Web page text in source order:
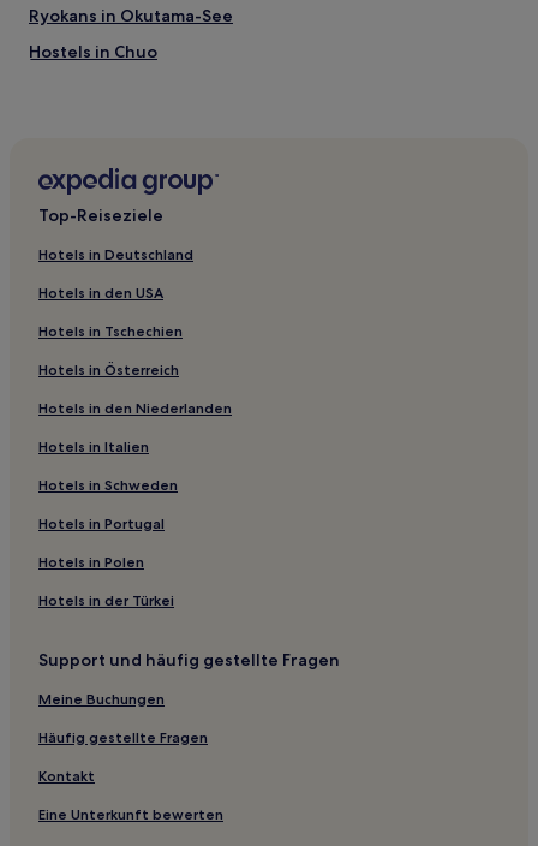
Ryokans in Okutama-See
Hostels in Chuo
Hostels in Taito
Aparthotels in Arakawa
Hostels in Kita
Hostels in Ota
Hostels in Minato
Hotels nahe Bahnhof Machida Tsurukawa
Hotels nahe Hitotsubashi Universität
Hotels nahe Hochland Jinba
Hotels nahe Bahnhof Hachioji Takao
Tama Hotels
Hotels nahe Bahnhof Seibu Tachikawa
Hotels nahe Bahnhof Kitano
Hotels nahe Bahnhof Naganuma
Hotels nahe Bahnhof Minami-Ōsawa
Hotels nahe Showa Park
Hotels nahe Bahnhof Ushihama
Hotels nahe Bahnhof Seiseki-Sakuragaoka
Top-Reiseziele
Hotels in Deutschland
Hotels in den USA
Hotels in Tschechien
Hotels in Österreich
Hotels in den Niederlanden
Hotels in Italien
Hotels in Schweden
Hotels in Portugal
Hotels in Polen
Hotels in der Türkei
Support und häufig gestellte Fragen
Meine Buchungen
Häufig gestellte Fragen
Kontakt
Eine Unterkunft bewerten